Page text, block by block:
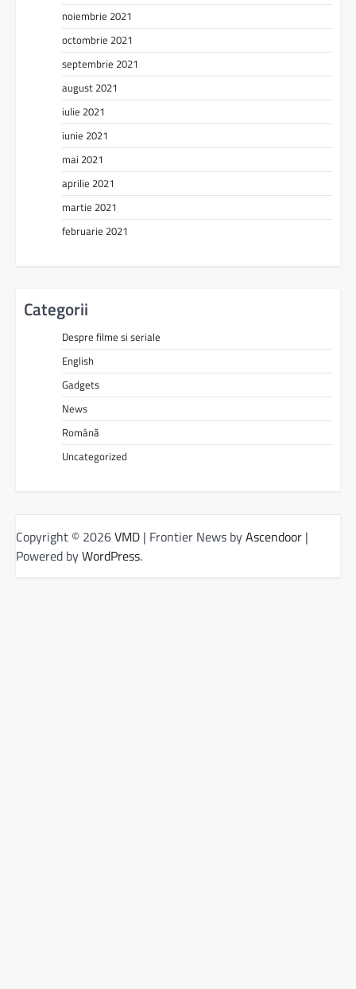
noiembrie 2021
octombrie 2021
septembrie 2021
august 2021
iulie 2021
iunie 2021
mai 2021
aprilie 2021
martie 2021
februarie 2021
Categorii
Despre filme si seriale
English
Gadgets
News
Română
Uncategorized
Copyright © 2026VMD | Frontier News byAscendoor |
Powered byWordPress.